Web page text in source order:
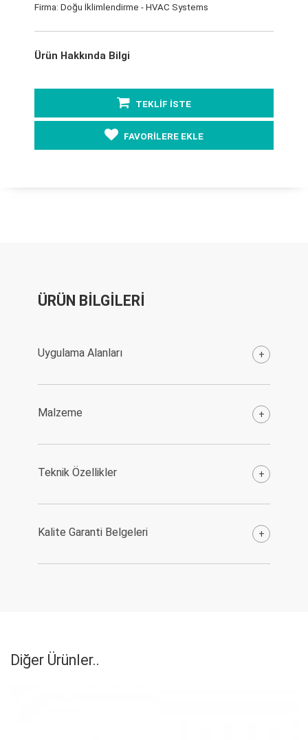
Firma: Doğu İklimlendirme - HVAC Systems
Ürün Hakkında Bilgi
TEKLİF İSTE
FAVORİLERE EKLE
ÜRÜN BİLGİLERİ
Uygulama Alanları +
Malzeme +
Teknik Özellikler +
Kalite Garanti Belgeleri +
Diğer Ürünler..